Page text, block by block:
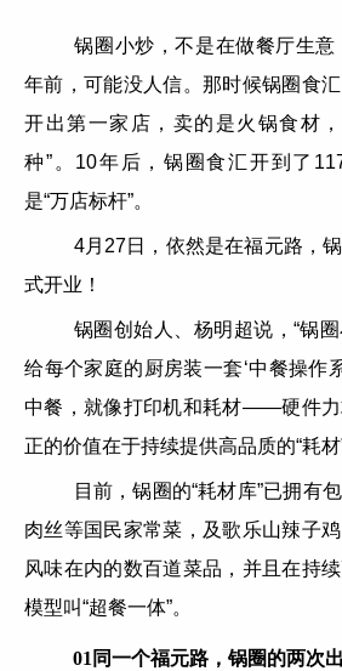
锅圈小炒，不是在做餐厅生意
年前，可能没人信。那时候锅圈食
开出第一家店，卖的是火锅食材
种”。10年后，锅圈食汇开到了
是“万店标杆”。
4月27日，依然是在福元路，锅
式开业！
锅圈创始人、杨明超说，“锅圈
给每个家庭的厨房装一套‘中餐操作
中餐，就像打印机和耗材——硬件力
正的价值在于持续提供高品质的“耗材”
目前，锅圈的“耗材库”已拥有包
肉丝等国民家常菜，及歌乐山辣子
风味在内的数百道菜品，并且在持
模型叫“超餐一体”。
01同一个福元路，锅圈的两次